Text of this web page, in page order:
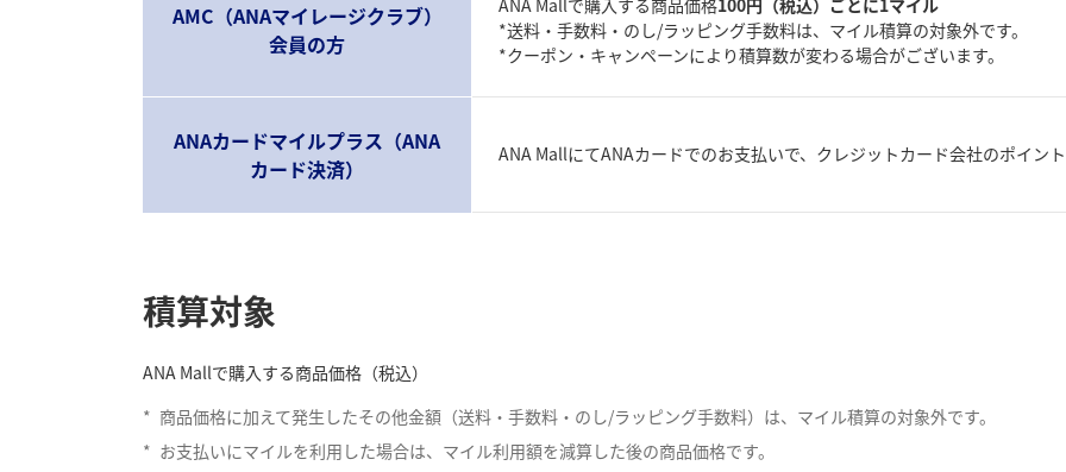
AMC（ANAマイレージクラブ）
会員の方
ANA Mallで購入する商品価格100円（税込）ごとに1マイル
*送料・手数料・のし/ラッピング手数料は、マイル積算の対象外です。
*クーポン・キャンペーンにより積算数が変わる場合がございます。
ANAカードマイルプラス（ANA
カード決済）
ANA MallにてANAカードでのお支払いで、クレジットカード会社のポイン
積算対象
ANA Mallで購入する商品価格（税込）
* 商品価格に加えて発生したその他金額（送料・手数料・のし/ラッピング手数料）は、マイル積算の対象外です。
* お支払いにマイルを利用した場合は、マイル利用額を減算した後の商品価格です。